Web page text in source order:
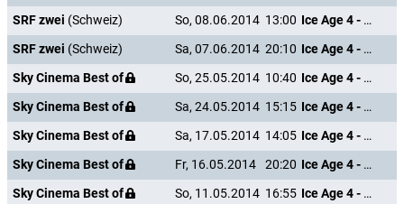
SRF zwei (Schweiz) So, 08.06.2014 13:00
Ice Age 4 - Voll verschoben
SRF zwei (Schweiz) Sa, 07.06.2014 20:10
Ice Age 4 - Voll verschoben
Sky Cinema Best of
So, 25.05.2014 10:40
Ice Age 4 - Voll verschoben
Sky Cinema Best of
Sa, 24.05.2014 15:15
Ice Age 4 - Voll verschoben
Sky Cinema Best of
Sa, 17.05.2014 14:05
Ice Age 4 - Voll verschoben
Sky Cinema Best of
Fr, 16.05.2014 20:20
Ice Age 4 - Voll verschoben
Sky Cinema Best of
So, 11.05.2014 16:55
Ice Age 4 - Voll verschoben